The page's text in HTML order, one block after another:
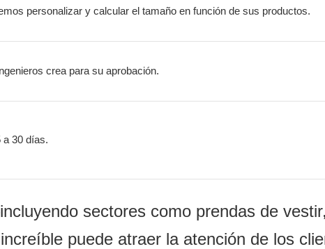
personalizar y calcular el tamaño en función de sus productos.
crea para su aprobación.
a 30 días.
sectores como prendas de
puede atraer la atención de los